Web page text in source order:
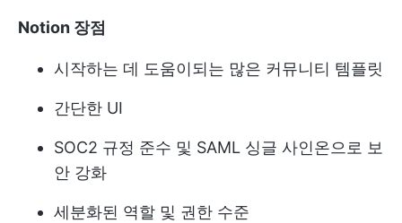
Notion 장점
시작하는 데 도움이되는 많은 커뮤니티 템플릿
간단한 UI
SOC2 규정 준수 및 SAML 싱글 사인온으로 보
안 강화
세분화된 역할 및 권한 수준